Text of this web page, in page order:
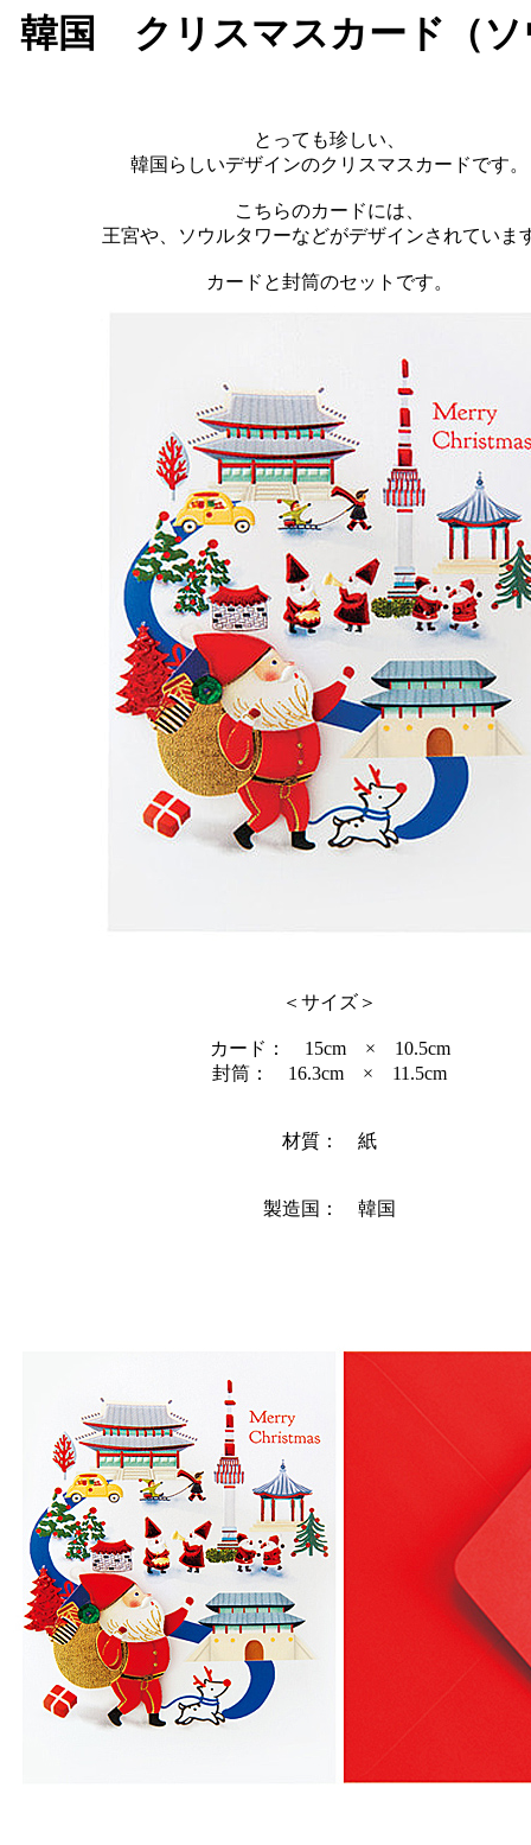
韓国 クリスマスカード（ソ
とっても珍しい、
韓国らしいデザインのクリスマスカードです。
こちらのカードには、
王宮や、ソウルタワーなどがデザインされていま
カードと封筒のセットです。
＜サイズ＞
カード： 15cm × 10.5cm
封筒： 16.3cm × 11.5cm
材質： 紙
製造国： 韓国